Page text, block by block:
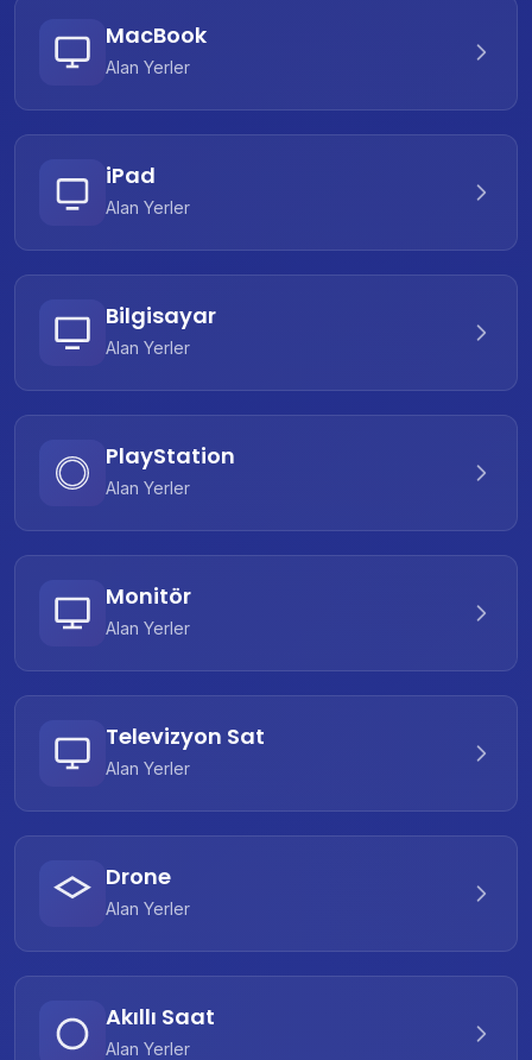
MacBook
Alan Yerler
iPad
Alan Yerler
Bilgisayar
Alan Yerler
PlayStation
Alan Yerler
Monitör
Alan Yerler
Televizyon Sat
Alan Yerler
Drone
Alan Yerler
Akıllı Saat
Alan Yerler